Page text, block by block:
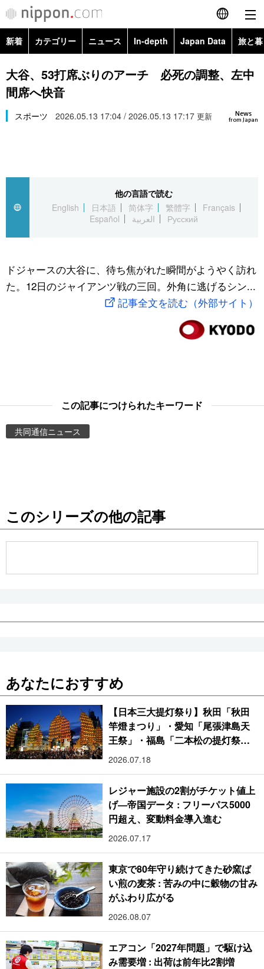
English
简体字
Русский
カテゴリー
経済・ビジネス
国際
文化
トップ
アーカイブ
In-depth
Japan Data
動画/Live
お知らせ
新着 カテゴリー ニュース In-depth Japan Data 旅と
政治・外交
経済・ビジネス
スポーツ・東京2020
Topics
大谷、53打席ぶりのアーチ 必死の調整、左中
間席へ快音
News
from Japan
スポーツ 2026.05.13 17:04 / 2026.05.13 17:17 更新
他の言語で読む
English
日本語 简体字 繁體字
Français
Español
العربية Русский
ドジャースの大谷に、待ち焦がれた瞬間がようやく訪れ
た。12日のジャイアンツ戦の三回。外角に逃げるシン...
記事全文を読む（外部サイト）
この記事につけられたキーワード
共同通信ニュース
このシリーズの他の記事
あなたにおすすめ
【日本三大提灯祭り】秋田「秋田
竿燈まつり」・愛知「尾張津島天
王祭」・福島「二本松の提灯祭
り」:おびただしい灯火が夜空を照
2026.07.18
レジャー施設の2割がチケット値上
げ―帝国データ : フリーパス5000
円超え、変動料金導入進む
2026.07.17
東京で80年守り続けてきた砂窯ば
い煎の麦茶 : 苦みの中に穀物の甘み
がふわり広がる
2026.08.07
エアコン「2027年問題」で駆け込
み需要増 : 出荷は前年比2割増